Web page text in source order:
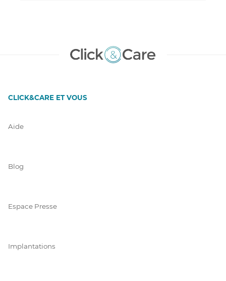
CLICK&CARE ET VOUS
Aide
Blog
Espace Presse
Implantations